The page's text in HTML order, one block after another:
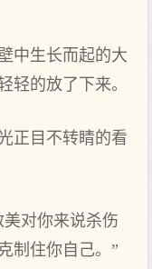
中生长而起的大
轻的放了下来。
正目不转睛的看
对你来说杀伤
制住你自己。”